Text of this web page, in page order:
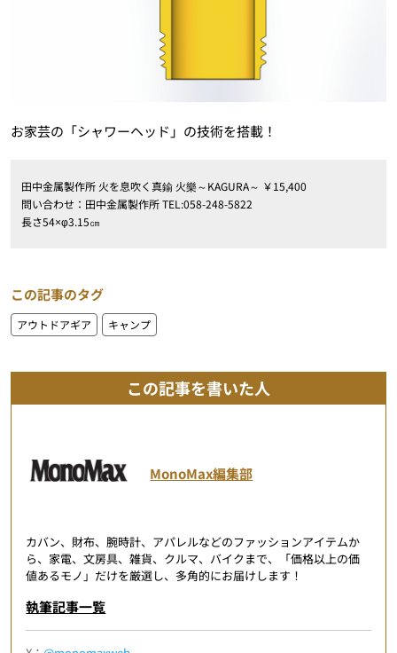
お家芸の「シャワーヘッド」の技術を搭載！
田中金属製作所 火を息吹く真鍮 火樂～KAGURA～ ￥15,400
問い合わせ：田中金属製作所 TEL:058-248-5822
長さ54×φ3.15㎝
この記事のタグ
アウトドアギア キャンプ
この記事を書いた人
MonoMax編集部
カバン、財布、腕時計、アパレルなどのファッションアイテムか
ら、家電、文房具、雑貨、クルマ、バイクまで、「価格以上の価
値あるモノ」だけを厳選し、多角的にお届けします！
執筆記事一覧